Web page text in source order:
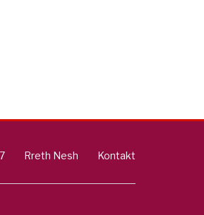
Rreth Nesh Kontakt